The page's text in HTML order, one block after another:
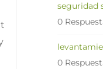
seguridad
0
0